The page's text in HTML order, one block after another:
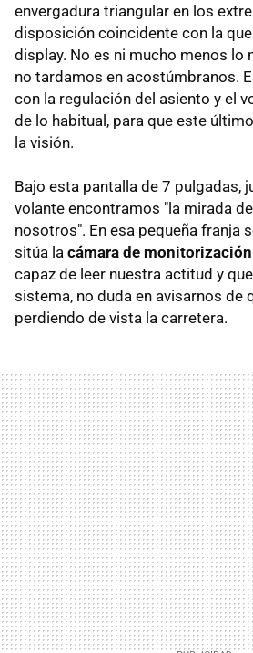
envergadura triangular en los
disposición coincidente con la
display. No es ni mucho menos lo
no tardamos en acostúmbranos.
con la regulación del asiento y el
de lo habitual, para que este
la visión.
Bajo esta pantalla de 7 pulgadas,
volante encontramos "la mirada
nosotros". En esa pequeña franja
sitúa la cámara de
capaz de leer nuestra actitud y
sistema, no duda en avisarnos de
perdiendo de vista la carretera.